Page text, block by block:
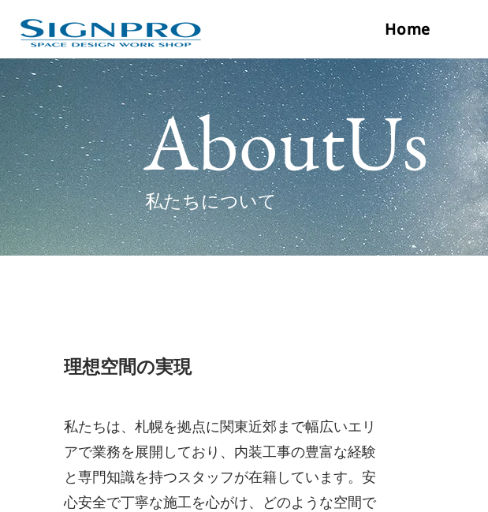
Home
AboutUs
​私たちについて
理想空間の実現
私たちは、札幌を拠点に関東近郊まで幅広いエリ
アで業務を展開しており、内装工事の豊富な経験
と専門知識を持つスタッフが在籍しています。安
心安全で丁寧な施工を心がけ、どのような空間で